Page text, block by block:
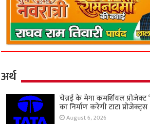
अर्थ
चेन्नई के मेगा कमर्शियल प्रोजेक्ट
का निर्माण करेगी टाटा प्रोजेक्ट्स
August 6, 2026